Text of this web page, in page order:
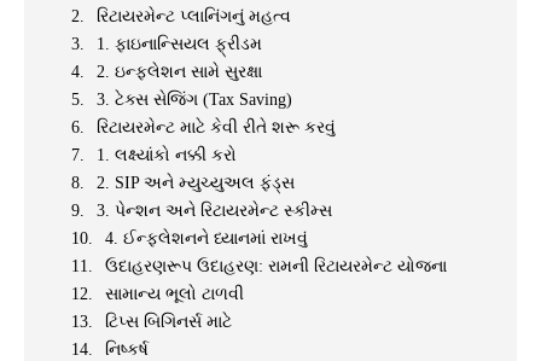
રિટાયરમેન્ટ પ્લાનિંગનું મહત્વ
1. ફાઇનાન્સિયલ ફ્રીડમ
2. ઇન્ફ્લેશન સામે સુરક્ષા
3. ટેક્સ સેજિંગ (Tax Saving)
રિટાયરમેન્ટ માટે કેવી રીતે શરૂ કરવું
1. લક્ષ્યાંકો નક્કી કરો
2. SIP અને મ્યુચ્યુઅલ ફંડ્સ
3. પેન્શન અને રિટાયરમેન્ટ સ્કીમ્સ
4. ઈન્ફ્લેશનને ધ્યાનમાં રાખવું
ઉદાહરણરૂપ ઉદાહરણ: રામની રિટાયરમેન્ટ યોજના
સામાન્ય ભૂલો ટાળવી
ટિપ્સ બિગિનર્સ માટે
નિષ્કર્ષ